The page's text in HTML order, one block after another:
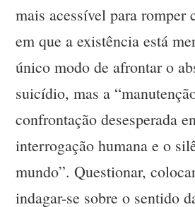
mais acessível para romper
em que a existência está
único modo de afrontar o
suicídio, mas a
confrontação desesperada
interrogação humana e o
mundo”. Questionar,
indagar-se sobre o sentido